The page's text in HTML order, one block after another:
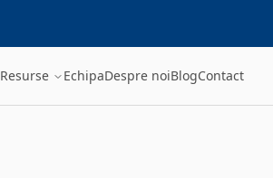
Resurse EchipaDespre noiBlogContact